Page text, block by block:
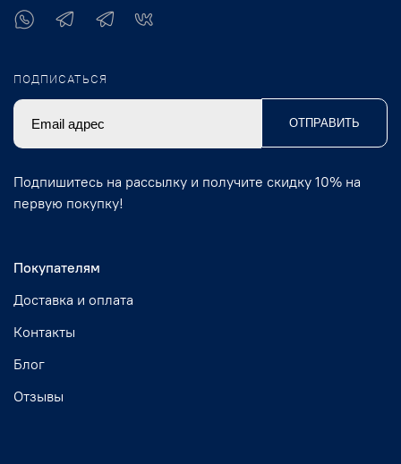
Покупателям
Доставка и оплата
Контакты
Блог
Отзывы
ПОДПИСАТЬСЯ
ОТПРАВИТЬ
Подпишитесь на рассылку и получите скидку 10% на
первую покупку!